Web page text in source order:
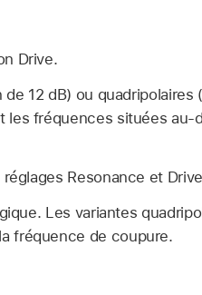
Drive.
12 dB) ou quadripolaires
les fréquences situées au-
Resonance et
Les variantes
fréquence de coupure.